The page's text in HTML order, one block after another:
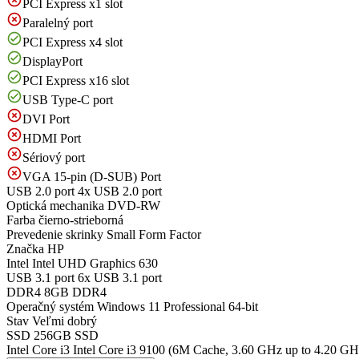
PCI Express x1 slot
Paralelný port
PCI Express x4 slot
DisplayPort
PCI Express x16 slot
USB Type-C port
DVI Port
HDMI Port
Sériový port
VGA 15-pin (D-SUB) Port
USB 2.0 port 4x USB 2.0 port
Optická mechanika DVD-RW
Farba čierno-strieborná
Prevedenie skrinky Small Form Factor
Značka HP
Intel Intel UHD Graphics 630
USB 3.1 port 6x USB 3.1 port
DDR4 8GB DDR4
Operačný systém Windows 11 Professional 64-bit
Stav Veľmi dobrý
SSD 256GB SSD
Intel Core i3 Intel Core i3 9100 (6M Cache, 3.60 GHz up to 4.20